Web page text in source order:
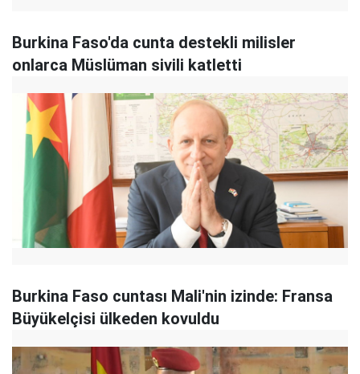
Burkina Faso'da cunta destekli milisler
onlarca Müslüman sivili katletti
Burkina Faso cuntası Mali'nin izinde: Fransa
Büyükelçisi ülkeden kovuldu